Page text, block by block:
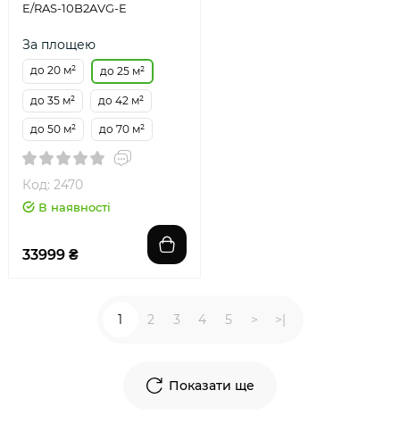
E/RAS-10B2AVG-E
За площею
до 20 м² до 25 м²
до 35 м² до 42 м²
до 50 м² до 70 м²
Код: 2470
В наявності
33999 ₴
Показати ще
1 2 3 4 5 > >|